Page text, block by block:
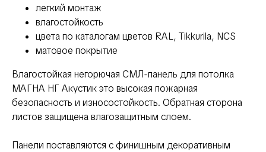
легкий монтаж
влагостойкость
цвета по каталогам цветов RAL, Tikkurila, NCS
матовое покрытие
Влагостойкая негорючая СМЛ-панель для потолка
МАГНА НГ Акустик это высокая пожарная
безопасность и износостойкость. Обратная сторона
листов защищена влагозащитным слоем.
Панели поставляются с финишным декоративным